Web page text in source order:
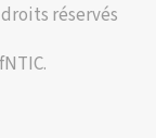
réservés